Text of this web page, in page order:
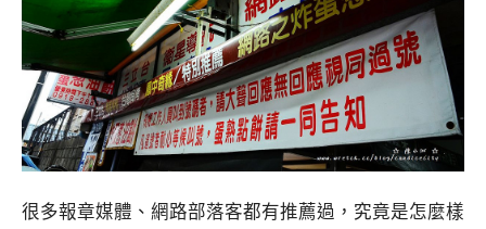
很多報章媒體、網路部落客都有推薦過，究竟是怎麼樣